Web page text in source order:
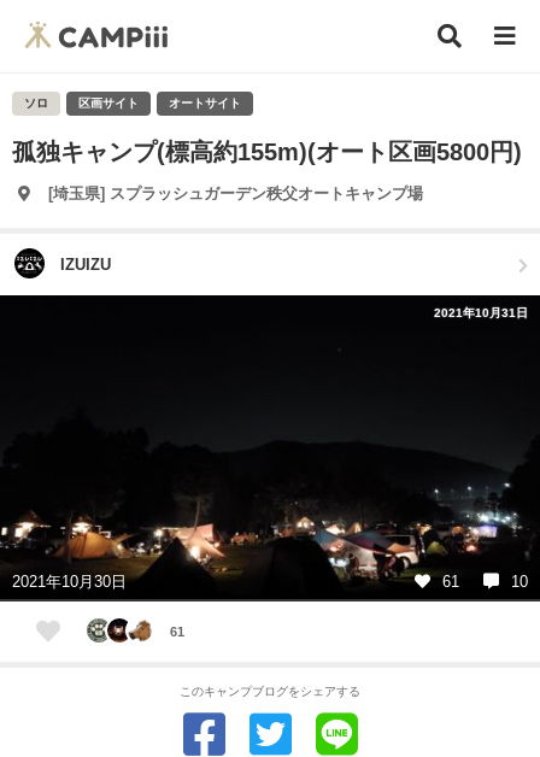
ソロ 区画サイト オートサイト
孤独キャンプ(標高約155m)(オート区画5800円)
[埼玉県] スプラッシュガーデン秩父オートキャンプ場
IZUIZU
2021年10月31日
2021年10月30日 61 10
61
このキャンプブログをシェアする